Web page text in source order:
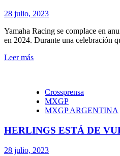
28 julio, 2023
Yamaha Racing se complace en
en 2024. Durante una celebración
Leer más
Crossprensa
MXGP
MXGP ARGENTINA
HERLINGS ESTÁ DE
28 julio, 2023